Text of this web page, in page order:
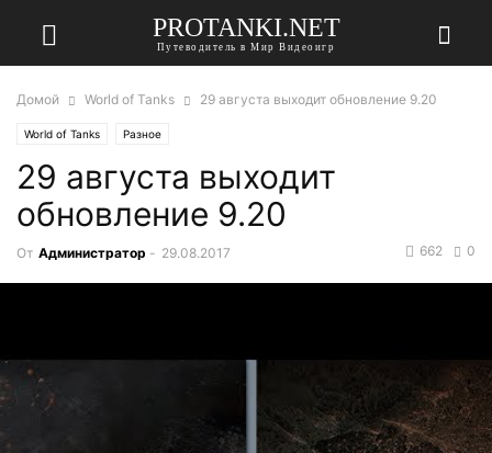
PROTANKI.NET
Путеводитель в Мир Видеоигр
Домой World of Tanks 29 августа выходит обновление 9.20
World of Tanks Разное
29 августа выходит
обновление 9.20
От Администратор - 29.08.2017 0
662